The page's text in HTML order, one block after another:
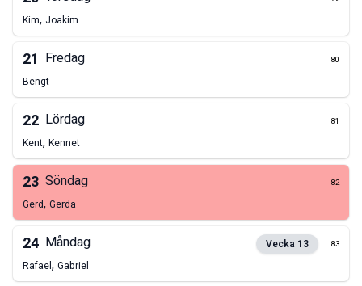
Kim, Joakim
21 Fredag 80
Bengt
22 Lördag 81
Kent, Kennet
23 Söndag 82
Gerd, Gerda
24 Måndag Vecka 13 83
Rafael, Gabriel